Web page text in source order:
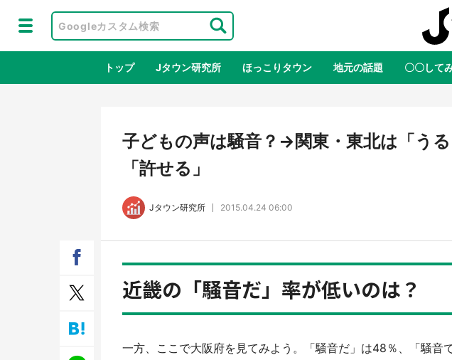
全国
東北
中国
トップ Jタウン研究所 ほっこりタウン 地元の話題 〇〇して
地域×二次元 絶景 あの時はあ
ラプラス・ダークネスが栃木県を征
服！？ 県公式プロモ動画で「聖地」
が生産されてます【7／31～1／31】
『薬屋のひとりごと』の〝舞〟の
に入り込む 六本木ヒルズ展望台
ラボ、本邦初公開の「猫猫像」も
子どもの声は騒音？→関東・東北は「う
「許せる」
Jタウン研究所 2015.04.24 06:00
近畿の「騒音だ」率が低いのは？
一方、ここで大阪府を見てみよう。「騒音だ」は48％、「騒音